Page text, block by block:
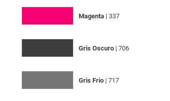
Magenta| 337
Gris Oscuro| 706
Gris Frio| 717